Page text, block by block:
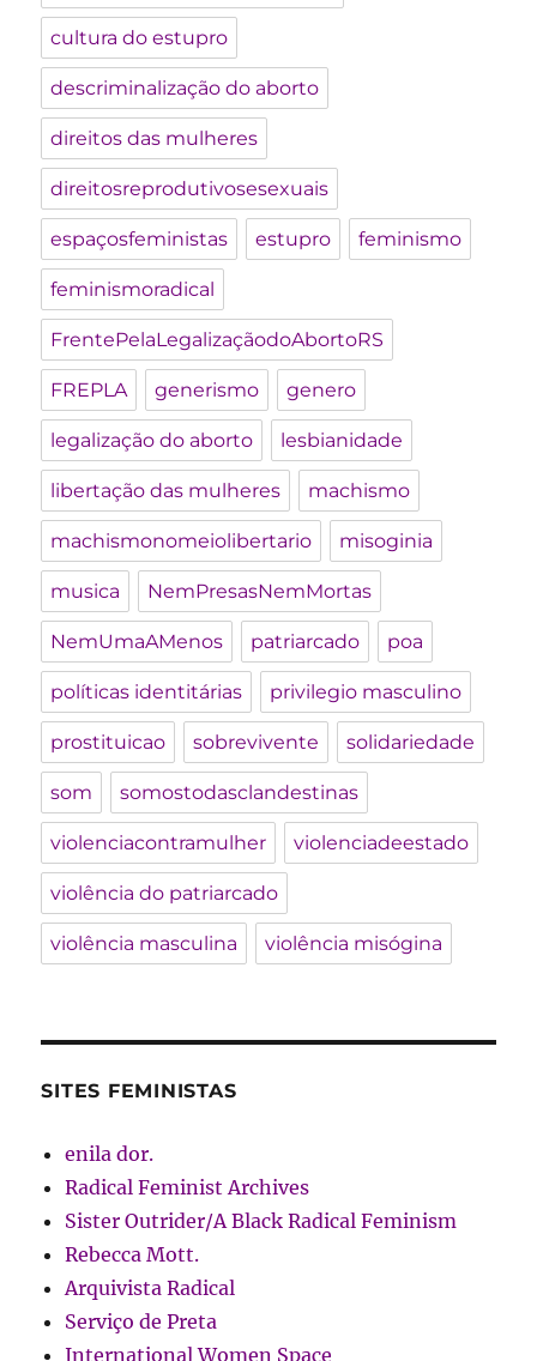
cultura do estupro
descriminalização do aborto
direitos das mulheres
direitosreprodutivosesexuais
espaçosfeministas estupro feminismo
feminismoradical
FrentePelaLegalizaçãodoAbortoRS
FREPLA generismo genero
legalização do aborto lesbianidade
libertação das mulheres machismo
machismonomeiolibertario misoginia
musica NemPresasNemMortas
NemUmaAMenos patriarcado poa
políticas identitárias privilegio masculino
prostituicao sobrevivente solidariedade
som somostodasclandestinas
violenciacontramulher violenciadeestado
violência do patriarcado
violência masculina violência misógina
SITES FEMINISTAS
enila dor.
Radical Feminist Archives
Sister Outrider/A Black Radical Feminism
Rebecca Mott.
Arquivista Radical
Serviço de Preta
International Women Space